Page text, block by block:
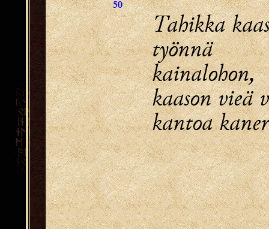
50
Tahikka
työnnä
kainalohon,
kaason vieä
kantoa